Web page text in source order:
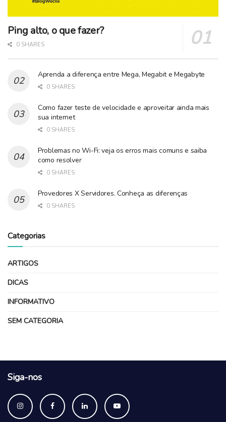
Ping alto, o que fazer?
0 SHARES
Aprenda a diferença entre Mega, Megabit e Megabyte
0 SHARES
Como fazer teste de velocidade e aproveitar ainda mais
sua internet
0 SHARES
Problemas no Wi-Fi: veja os erros mais comuns e saiba
como resolver
0 SHARES
Provedores X Servidores. Conheça as diferenças
0 SHARES
Categorias
ARTIGOS
DICAS
INFORMATIVO
SEM CATEGORIA
Siga-nos